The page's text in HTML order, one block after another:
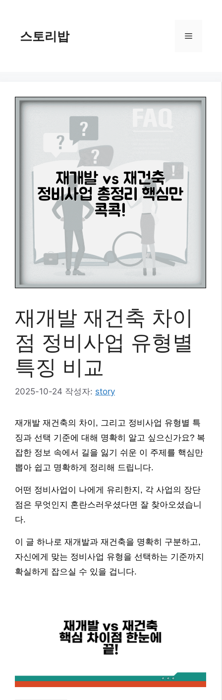
스토리밥 메
재개발 재건축 차이
점 정비사업 유형별
특징 비교
2025-10-24 작성자: story
재개발 재건축의 차이, 그리고 정비사업 유형별 특
징과 선택 기준에 대해 명확히 알고 싶으신가요? 복
잡한 정보 속에서 길을 잃기 쉬운 이 주제를 핵심만
뽑아 쉽고 명확하게 정리해 드립니다.
어떤 정비사업이 나에게 유리한지, 각 사업의 장단
점은 무엇인지 혼란스러우셨다면 잘 찾아오셨습니
다.
이 글 하나로 재개발과 재건축을 명확히 구분하고,
자신에게 맞는 정비사업 유형을 선택하는 기준까지
확실하게 잡으실 수 있을 겁니다.